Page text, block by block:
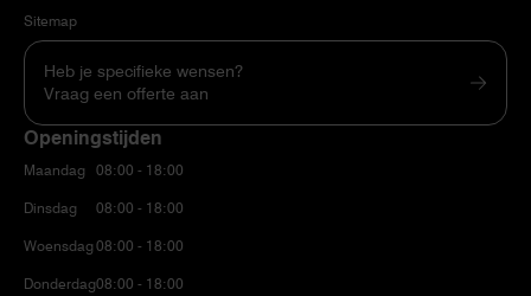
Sitemap
Heb je specifieke wensen?
Vraag een offerte aan
Openingstijden
Maandag
Dinsdag
Woensdag
Donderdag
08:00 - 18:00
08:00 - 18:00
08:00 - 18:00
08:00 - 18:00